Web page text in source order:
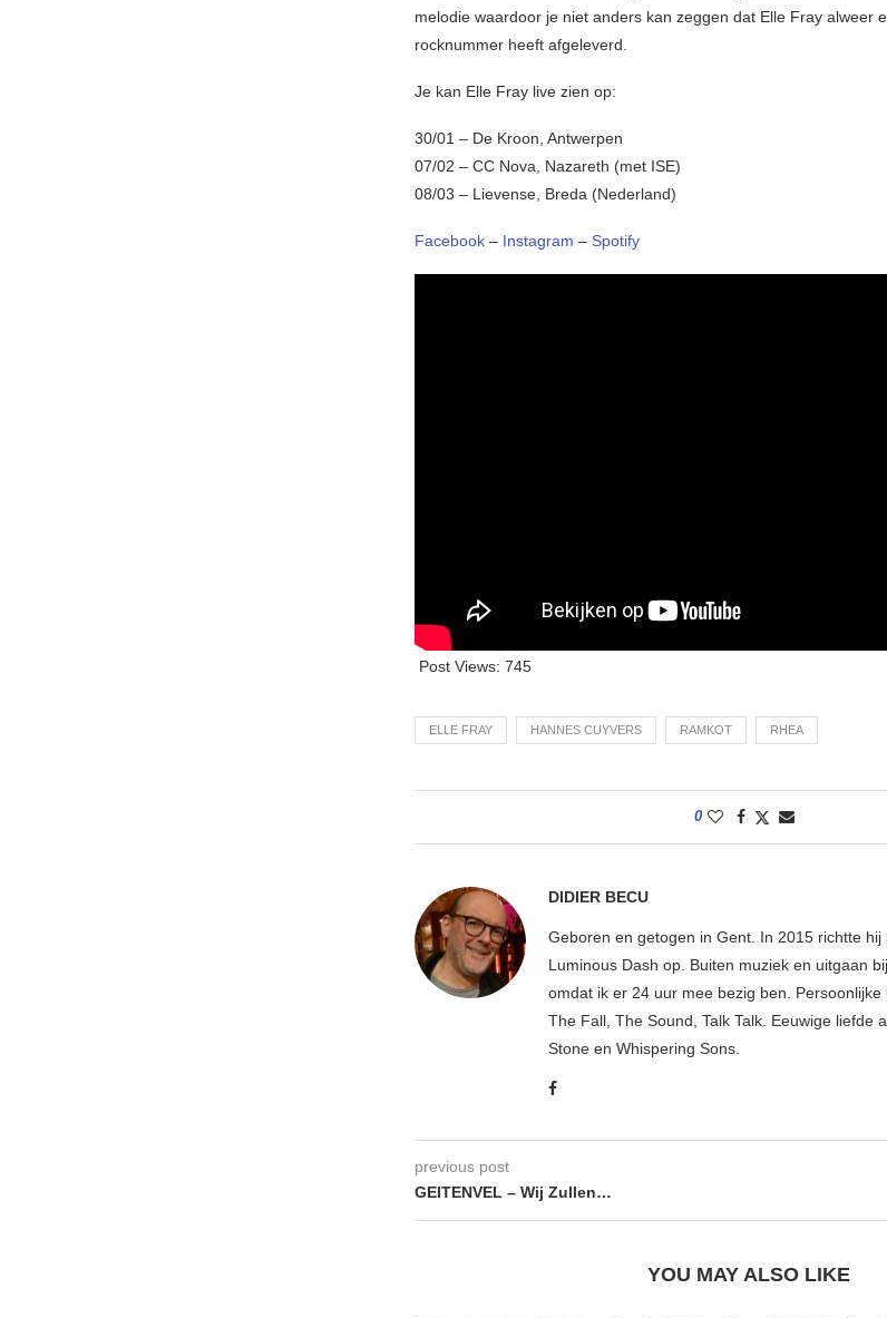
melodie waardoor je niet anders kan zeggen dat Elle Fray alweer
rocknummer heeft afgeleverd.
Je kan Elle Fray live zien op:
30/01 – De Kroon, Antwerpen
07/02 – CC Nova, Nazareth (met ISE)
08/03 – Lievense, Breda (Nederland)
Facebook – Instagram – Spotify
Post Views: 745
ELLE FRAY HANNES CUYVERS RAMKOT RHEA
0
DIDIER BECU
Geboren en getogen in Gent. In 2015 richtte
Luminous Dash op. Buiten muziek en uitgaan
omdat ik er 24 uur mee bezig ben. Persoonlijke
The Fall, The Sound, Talk Talk. Eeuwige liefde
Stone en Whispering Sons.
previous post
GEITENVEL – Wij Zullen…
YOU MAY ALSO LIKE